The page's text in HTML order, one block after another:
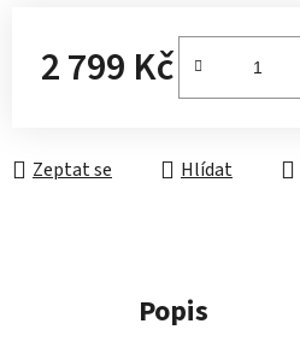
2 799 Kč
Zeptat se Hlídat
Popis